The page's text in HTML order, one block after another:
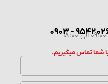
شما تماس میگیریم.